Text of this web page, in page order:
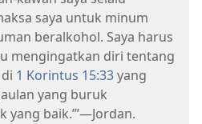
saya untuk minum
beralkohol. Saya harus
mengingatkan diri tentang
1 Korintus 15:33yang
yang buruk
yang baik.’”​—Jordan.